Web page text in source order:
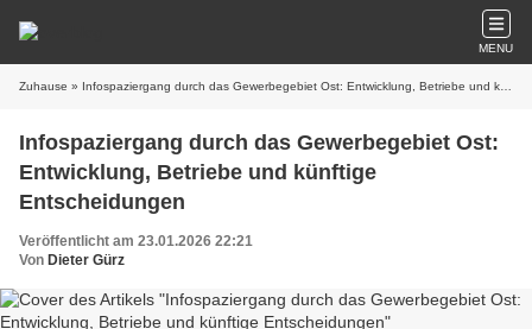
MENU
Zuhause » Infospaziergang durch das Gewerbegebiet Ost: Entwicklung, Betriebe und künftige Entscheidungen
Infospaziergang durch das Gewerbegebiet Ost:
Entwicklung, Betriebe und künftige
Entscheidungen
Veröffentlicht am 23.01.2026 22:21
Von Dieter Gürz